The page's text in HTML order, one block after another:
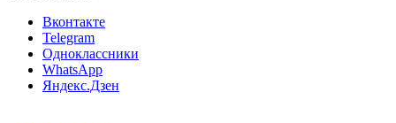
Вконтакте
Telegram
Одноклассники
WhatsApp
Яндекс.Дзен